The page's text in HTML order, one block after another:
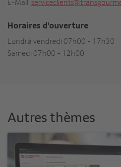
Horaires d'ouverture
Lundi à vendredi 07h00 - 17h30
Samedi 07h00 - 12h00
Autres thèmes